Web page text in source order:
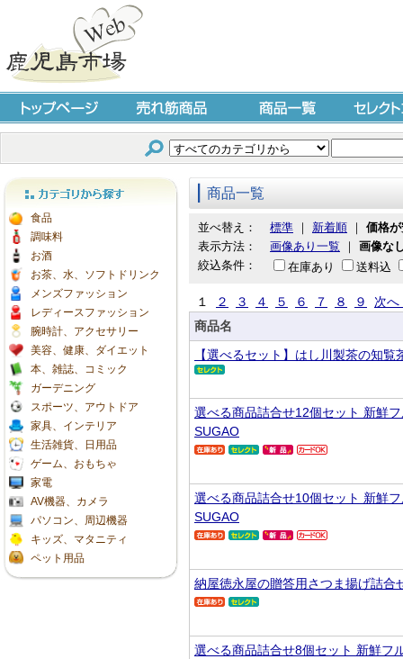
トップページ 売れ筋商品 商品一覧 セレクト
カテゴリから探す
食品
調味料
お酒
お茶、水、ソフトドリンク
メンズファッション
レディースファッション
腕時計、アクセサリー
美容、健康、ダイエット
本、雑誌、コミック
ガーデニング
スポーツ、アウトドア
家具、インテリア
生活雑貨、日用品
ゲーム、おもちゃ
家電
AV機器、カメラ
パソコン、周辺機器
キッズ、マタニティ
ペット用品
商品一覧
並べ替え： 標準 ｜ 新着順 ｜ 価格
表示方法：
画像あり一覧 ｜ 画像な
絞込条件：
在庫あり 送料込
１ ２ ３ ４ ５ ６ ７ ８ ９
次へ
商品名
【選べるセット】はし川製茶の知覧
選べる商品詰合せ12個セット 新鮮
SUGAO
選べる商品詰合せ10個セット 新鮮
SUGAO
納屋徳永屋の贈答用さつま揚げ詰
選べる商品詰合せ8個セット 新鮮フ